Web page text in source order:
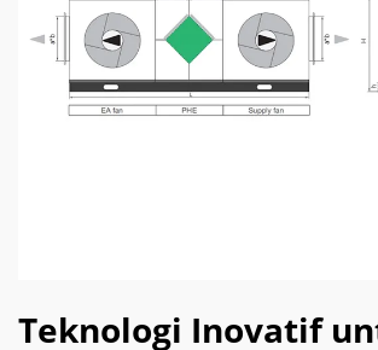
Teknologi Inovatif